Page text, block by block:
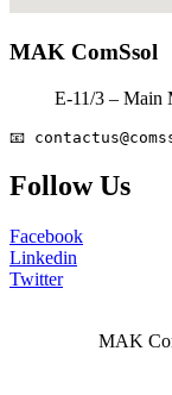
MAK ComSsol
E-11/3 – Main
📧
Follow Us
Facebook
Linkedin
Twitter
MAK